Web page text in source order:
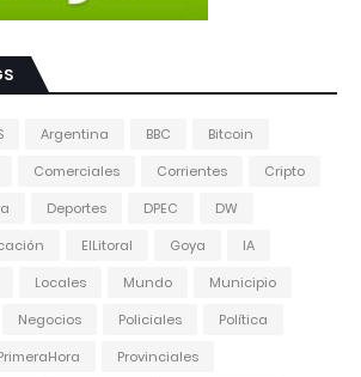
Argentina BBC
Bitcoin
Comerciales Corrientes
Cripto
Deportes DPEC
DW
ElLitoral Goya
IA
Locales Mundo
Municipio
Negocios Policiales
Política
Provinciales